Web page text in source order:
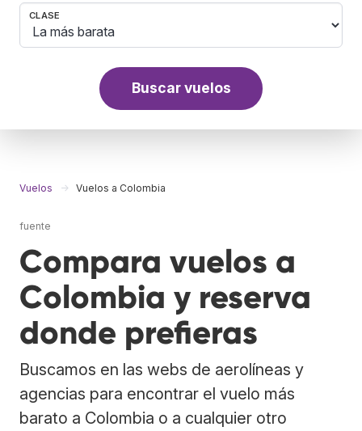
CLASE
Buscar vuelos
Vuelos Vuelos a Colombia
fuente
Compara vuelos a
Colombia y reserva
donde prefieras
Buscamos en las webs de aerolíneas y
agencias para encontrar el vuelo más
barato a Colombia o a cualquier otro